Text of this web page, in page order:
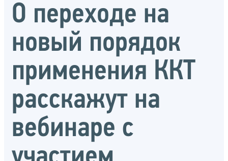
О переходе на
новый порядок
применения ККТ
расскажут на
вебинаре с